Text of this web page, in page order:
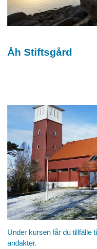
Åh Stiftsgård
Under kursen får du tillfälle
andakter.